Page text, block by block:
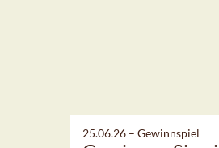
25.06.26 – Gewinnspiel